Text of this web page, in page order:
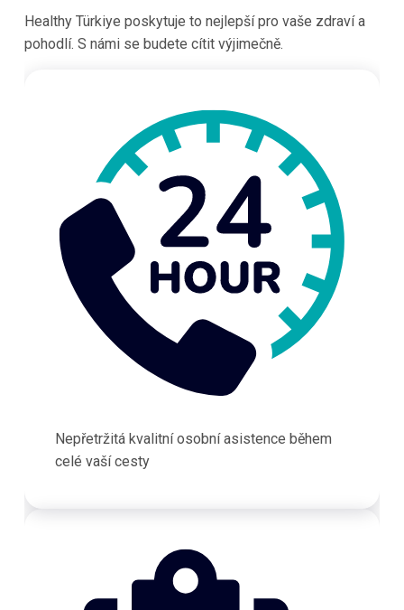
Healthy Türkiye poskytuje to nejlepší pro vaše zdraví a
pohodlí. S námi se budete cítit výjimečně.
Nepřetržitá kvalitní osobní asistence během
celé vaší cesty